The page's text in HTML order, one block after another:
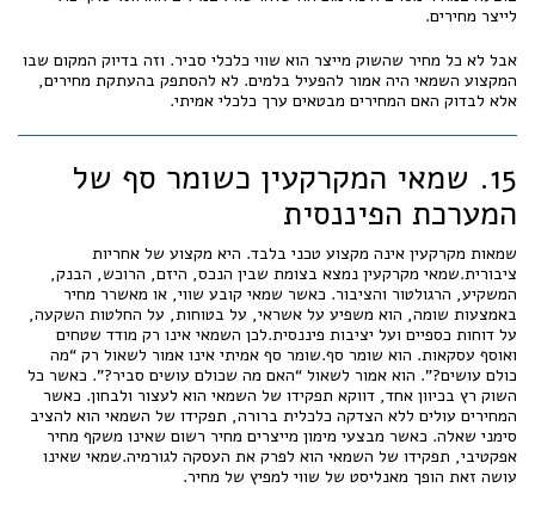
לייצר מחירים.
אבל לא כל מחיר שהשוק מייצר הוא שווי כלכלי סביר. וזה בדיוק המקום שבו
המקצוע השמאי היה אמור להפעיל בלמים. לא להסתפק בהעתקת מחירים,
אלא לבדוק האם המחירים מבטאים ערך כלכלי אמיתי.
15. שמאי המקרקעין כשומר סף של
המערכת הפיננסית
שמאות מקרקעין אינה מקצוע טכני בלבד. היא מקצוע של אחריות
ציבורית.שמאי מקרקעין נמצא בצומת שבין הנכס, היזם, הרוכש, הבנק,
המשקיע, הרגולטור והציבור. כאשר שמאי קובע שווי, או מאשרר מחיר
באמצעות שומה, הוא משפיע על אשראי, על בטוחות, על החלטות השקעה,
על דוחות כספיים ועל יציבות פיננסית.לכן השמאי אינו רק מודד שטחים
ואוסף עסקאות. הוא שומר סף.שומר סף אמיתי אינו אמור לשאול רק “מה
כולם עושים?”. הוא אמור לשאול “האם מה שכולם עושים סביר?”. כאשר כל
השוק רץ בכיוון אחד, דווקא תפקידו של השמאי הוא לעצור ולבחון. כאשר
המחירים עולים ללא הצדקה כלכלית ברורה, תפקידו של השמאי הוא להציב
סימני שאלה. כאשר מבצעי מימון מייצרים מחיר רשום שאינו משקף מחיר
אפקטיבי, תפקידו של השמאי הוא לפרק את העסקה לגורמיה.שמאי שאינו
עושה זאת הופך מאנליסט של שווי למפיץ של מחיר.